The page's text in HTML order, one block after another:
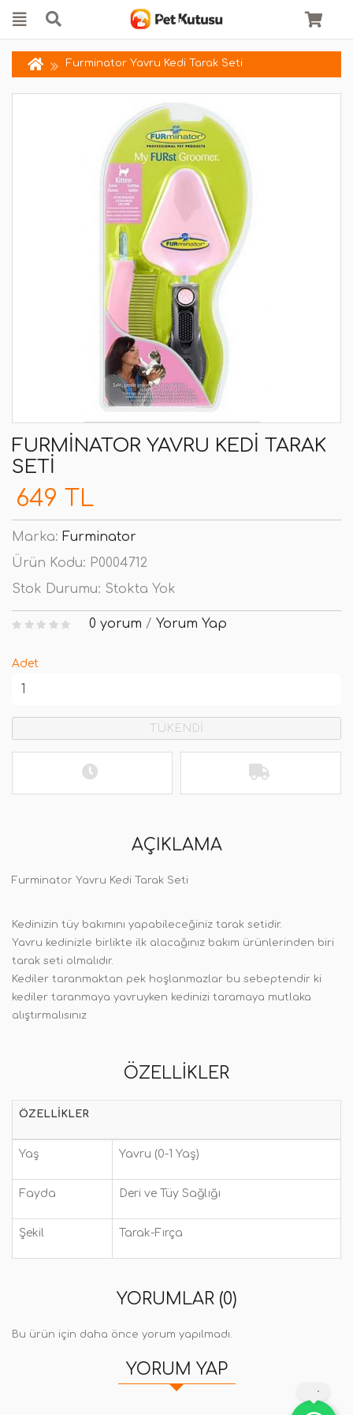
Furminator Yavru Kedi Tarak Seti
FURMINATOR YAVRU KEDI TARAK
SETI
649 TL
Marka: Furminator
Ürün Kodu: P0004712
Stok Durumu: Stokta Yok
0 yorum / Yorum Yap
Adet
TÜKENDİ
AÇIKLAMA
Furminator Yavru Kedi Tarak Seti
Kedinizin tüy bakımını yapabileceğiniz tarak setidir.
Yavru kedinizle birlikte ilk alacağınız bakım ürünlerinden biri
tarak seti olmalıdır.
Kediler taranmaktan pek hoşlanmazlar bu sebeptendir ki
kediler taranmaya yavruyken kedinizi taramaya mutlaka
alıştırmalısınız
ÖZELLIKLER
ÖZELLIKLER
Yaş Yavru (0-1 Yaş)
Fayda Deri ve Tüy Sağlığı
Şekil Tarak-Fırça
YORUMLAR (0)
Bu ürün için daha önce yorum yapılmadı.
YORUM YAP